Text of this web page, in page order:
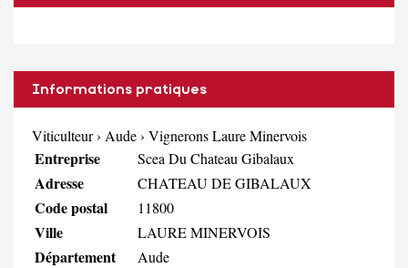
Informations pratiques
Viticulteur› Aude› Vignerons Laure Minervois
Entreprise Scea Du Chateau Gibalaux
Adresse CHATEAU DE GIBALAUX
Code postal 11800
Ville LAURE MINERVOIS
Département Aude